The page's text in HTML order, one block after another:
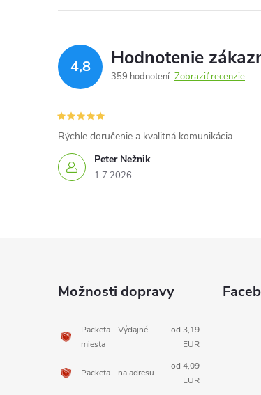
4,8 Hodnotenie
359 hodnotení Zobraziť recenzie
Peter Nežnik
1.7.2026
Rýchle doručenie a kvalitná komunikácia
Možnosti dopravy
Packeta - Výdajné
miesta
od 3,19
EUR
Packeta - na adresu
od 4,09
EUR